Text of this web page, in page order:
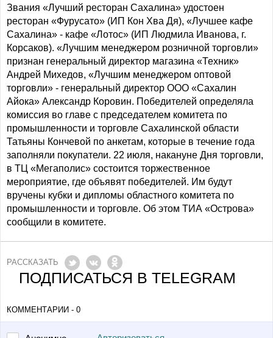
Звания «Лучший ресторан Сахалина» удостоен
ресторан «Фурусато» (ИП Кон Хва Дя), «Лучшее кафе
Сахалина» - кафе «Лотос» (ИП Людмила Иванова, г.
Корсаков). «Лучшим менеджером розничной торговли»
признан генеральный директор магазина «Техник»
Андрей Михедов, «Лучшим менеджером оптовой
торговли» - генеральный директор ООО «Сахалин
Айока» Александр Коровин. Победителей определяла
комиссия во главе с председателем комитета по
промышленности и торговле Сахалинской области
Татьяны Кончевой по анкетам, которые в течение года
заполняли покупатели. 22 июля, накануне Дня торговли,
в ТЦ «Мегаполис» состоится торжественное
мероприятие, где объявят победителей. Им будут
вручены кубки и дипломы областного комитета по
промышленности и торговле. Об этом ТИА «Острова»
сообщили в комитете.
РАССКАЗАТЬ
ПОДПИСАТЬСЯ В TELEGRAM
КОММЕНТАРИИ - 0